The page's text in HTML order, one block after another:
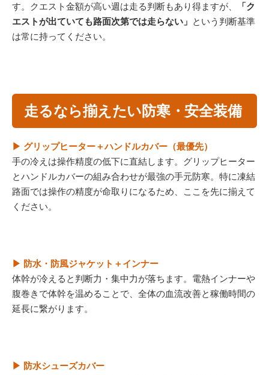
す。クエスト金額が高い週は走る判断もあり得ますが、
「ク
エストが出ていても路面次第では走らない」 という判断基準
は常に持ってください。
走るなら揃えたい防寒・安全装備
▶ グリップヒーター＋ハンドルカバー（最優先）
手の冷えは操作精度の低下に直結します。グリップヒーター
とハンドルカバーの組み合わせが最強の手元防寒。特に凍結
路面では操作の精度が命取りになるため、ここを先に揃えて
ください。
▶ 防水・防風ジャケット＋インナー
体幹が冷えると判断力・集中力が落ちます。電熱インナーや
腹巻きで体幹を温めることで、全体の血流改善と稼働時間の
延長に繋がります。
▶ 防水シューズカバー